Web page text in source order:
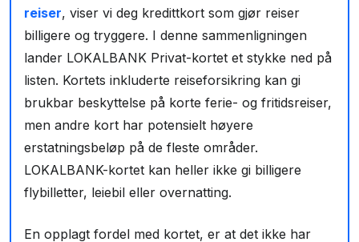
reiser, viser vi deg kredittkort som gjør reiser
billigere og tryggere. I denne sammenligningen
lander LOKALBANK Privat-kortet et stykke ned på
listen. Kortets inkluderte reiseforsikring kan gi
brukbar beskyttelse på korte ferie- og fritidsreiser,
men andre kort har potensielt høyere
erstatningsbeløp på de fleste områder.
LOKALBANK-kortet kan heller ikke gi billigere
flybilletter, leiebil eller overnatting.
En opplagt fordel med kortet, er at det ikke har